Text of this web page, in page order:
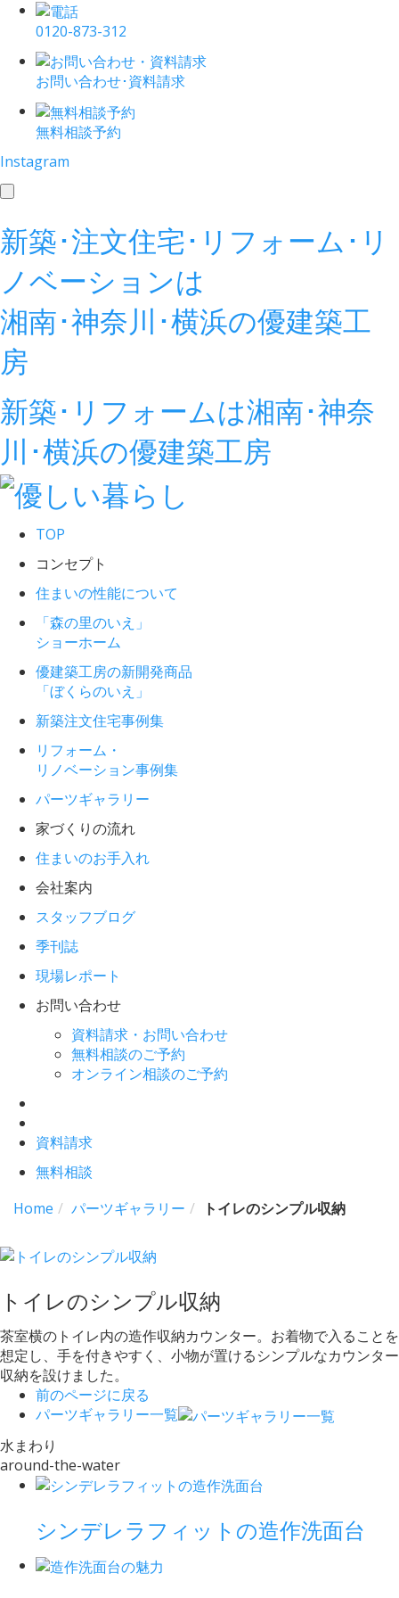
0120-873-312
お問い合わせ･資料請求
無料相談予約
Instagram
toggle
新築･注文住宅･リフォーム･リ
ノベーションは
湘南･神奈川･横浜の優建築工
房
新築･リフォームは湘南･神奈
川･横浜の優建築工房
TOP
コンセプト
住まいの性能について
「森の里のいえ」
ショーホーム
優建築工房の新開発商品
「ぼくらのいえ」
新築注文住宅事例集
リフォーム・
リノベーション事例集
パーツギャラリー
家づくりの流れ
住まいのお手入れ
会社案内
スタッフブログ
季刊誌
現場レポート
お問い合わせ
資料請求・お問い合わせ
無料相談のご予約
オンライン相談のご予約
資料請求
無料相談
Home
パーツギャラリー トイレのシンプル収納
トイレのシンプル収納
茶室横のトイレ内の造作収納カウンター。お着物で入ることを
想定し、手を付きやすく、小物が置けるシンプルなカウンター
収納を設けました。
前のページに戻る
パーツギャラリー一覧
水まわり
around-the-water
シンデレラフィットの造作洗面台